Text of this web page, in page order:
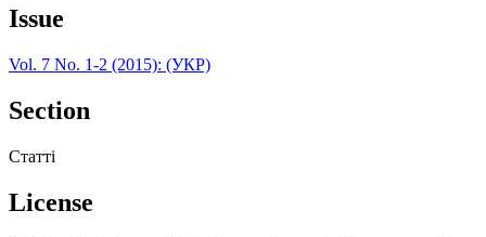
Issue
Vol. 7 No. 1-2 (2015): (УКР)
Section
Статті
License